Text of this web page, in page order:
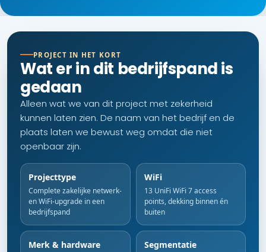
PROJECT IN HET KORT
Wat er in dit bedrijfspand is
gedaan
Alleen wat we van dit project met zekerheid
kunnen laten zien. De naam van het bedrijf en de
plaats laten we bewust weg omdat die niet
openbaar zijn.
Projecttype
Complete zakelijke netwerk-
en WiFi-upgrade in een
bedrijfspand
WiFi
13 UniFi WiFi 7 access
points, dekking binnen én
buiten
Merk & hardware Segmentatie